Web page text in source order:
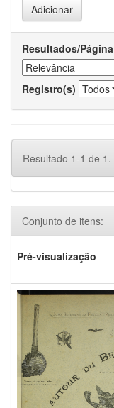
Resultados/Página
Registro(s)
Resultado 1-1 de 1.
Conjunto de itens:
Pré-visualização